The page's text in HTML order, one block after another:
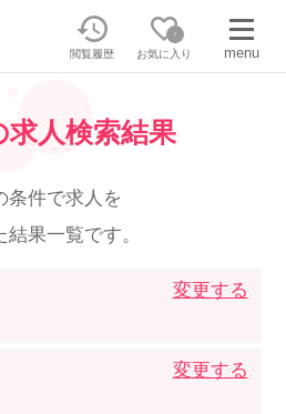
閲覧履歴
0
お気に入り menu
問い合わせはこちら
お問い合わせの内容を
働く
ートの求人を探す
求人検索結果
条件で求人を
結果一覧です。
変更する
変更する